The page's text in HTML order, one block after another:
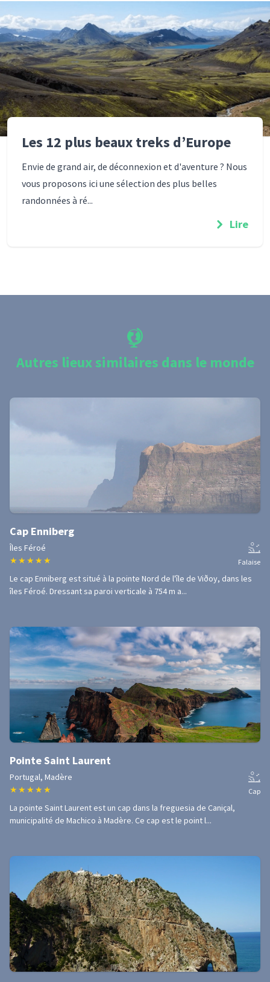
Les 12 plus beaux treks d’Europe
Envie de grand air, de déconnexion et d'aventure ? Nous
vous proposons ici une sélection des plus belles
randonnées à ré...
Lire
Autres lieux similaires dans le monde
Cap Enniberg
Îles Féroé
★ ★ ★ ★ ★ Falaise
Le cap Enniberg est situé à la pointe Nord de l'île de Viðoy, dans les
îles Féroé. Dressant sa paroi verticale à 754 m a...
Pointe Saint Laurent
Portugal, Madère
★ ★ ★ ★ ★ Cap
La pointe Saint Laurent est un cap dans la freguesia de Caniçal,
municipalité de Machico à Madère. Ce cap est le point l...